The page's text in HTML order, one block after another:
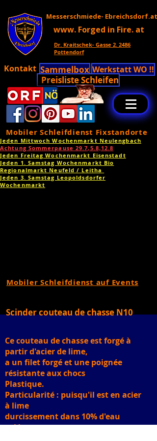
Messerschmiede- Ebreichsdorf.at
www. Forged in Fire. at
Dr. Kraitschek- Gasse 2. 2486
Pottendorf
Kontakt Sammelbox Werkstatt WO !!
Preisliste Schleifen
Mobiler Schleifdienst Fixstandorte
Jeden Mittwoch Wochenmarkt Neulengbach
Achtung Sommerpause 29.7,5.8,12.8
Jeden Freitag Wochenmarkt Eisenstadt
Jeden 1. Samstag Wochenmarkt Bio
Regionalmarkt Neufeld / Leitha
Jeden 3. Samstag Leopoldsdorfer
Wochenmarkt
Mobiler Schleifdienst auf Events
Scinder couteau de chasse N10
Ce couteau de chasse est forgé à
partir d'acier de lime,
a un filet forgé et une poignée
résistante aux chocs
Plastique.
Particularité : puisqu'il est en acier
à lime
durcissement dans 10% d'eau
salée.